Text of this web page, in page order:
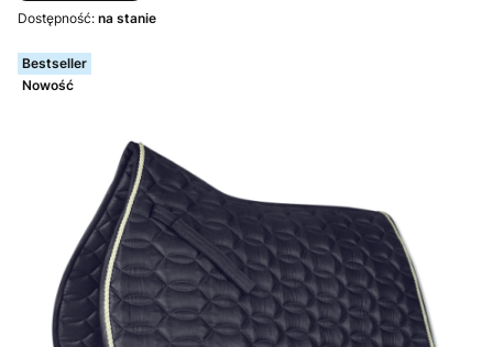
Dostępność: na stanie
Bestseller
Nowość